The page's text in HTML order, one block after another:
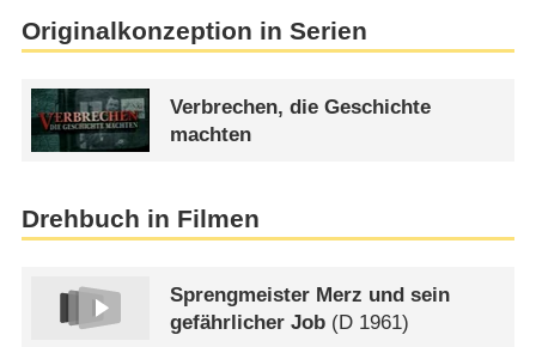
Originalkonzeption in Serien
Verbrechen, die Geschichte
machten
Drehbuch in Filmen
Sprengmeister Merz und sein
gefährlicher Job (D 1961)